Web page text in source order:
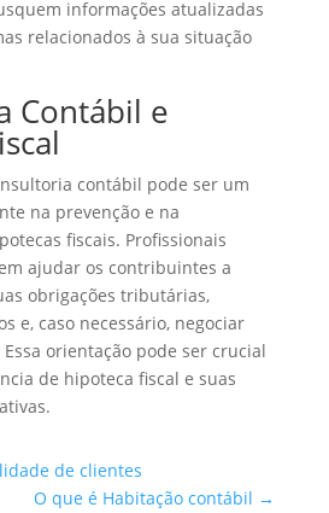
informações atualizadas
relacionados à sua situação
Contábil e
contábil pode ser um
na prevenção e na
fiscais. Profissionais
ajudar os contribuintes a
obrigações tributárias,
e, caso necessário, negociar
orientação pode ser crucial
de hipoteca fiscal e suas
de clientes
O que é Habitação contábil →